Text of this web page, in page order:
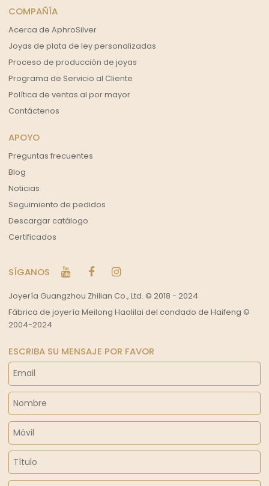
COMPAÑÍA
Acerca de AphroSilver
Joyas de plata de ley personalizadas
Proceso de producción de joyas
Programa de Servicio al Cliente
Política de ventas al por mayor
Contáctenos
APOYO
Preguntas frecuentes
Blog
Noticias
Seguimiento de pedidos
Descargar catálogo
Certificados
SÍGANOS
Joyería Guangzhou Zhilian Co., Ltd. © 2018 - 2024
Fábrica de joyería Meilong Haolilai del condado de Haifeng ©
2004-2024
ESCRIBA SU MENSAJE POR FAVOR